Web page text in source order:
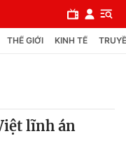
THẾ GIỚI KINH TẾ
lĩnh án